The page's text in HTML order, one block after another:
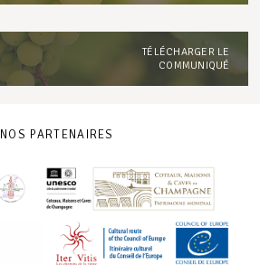
TÉLÉCHARGER LE
COMMUNIQUÉ
NOS PARTENAIRES